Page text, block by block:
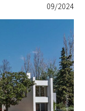
09/2024